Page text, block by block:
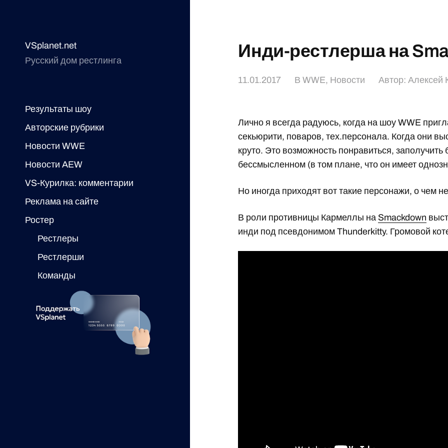
VSplanet.net
Русский дом рестлинга
Результаты шоу
Авторские рубрики
Новости WWE
Новости AEW
VS-Курилка: комментарии
Реклама на сайте
Ростер
Рестлеры
Рестлерши
Команды
Инди-рестлерша на
11.01.2017 ВWWE, Новости Автор:Алексей
Лично я всегда радуюсь, когда на шоу WWE
секьюрити, поваров, тех.персонала. Когда они
круто. Это возможность понравиться,
бессмысленном (в том плане, что он имеет
Но иногда приходят вот такие персонажи, о чем
В роли противницы Кармеллы на Smackdown
инди под псевдонимом Thunderkitty. Громовой